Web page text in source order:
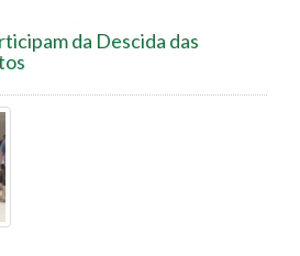
da Descida das